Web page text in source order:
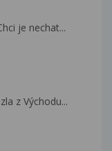
je nechat...
z Východu...